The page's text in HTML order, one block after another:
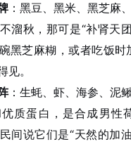
：黑豆、黑米、黑芝麻
溜秋，那可是“补肾天团
黑芝麻糊，或者吃饭时
见。
：生蚝、虾、海参、泥
质蛋白，是合成男性
间说它们是“天然的加